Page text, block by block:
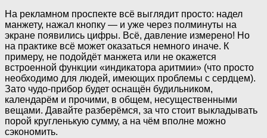
На рекламном проспекте всё выглядит просто: надел
манжету, нажал кнопку — и уже через полминуты на
экране появились цифры. Всё, давление измерено! Но
на практике всё может оказаться немного иначе. К
примеру, не подойдёт манжета или не окажется
встроенной функции «индикатора аритмии» (что просто
необходимо для людей, имеющих проблемы с сердцем).
Зато чудо-прибор будет оснащён будильником,
календарём и прочими, в общем, несущественными
вещами. Давайте разберёмся, за что стоит выкладывать
порой кругленькую сумму, а на чём вполне можно
сэкономить.